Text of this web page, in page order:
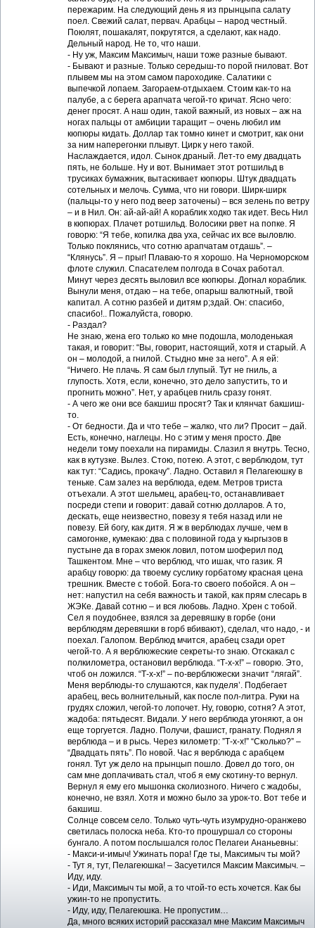
пережарим. На следующий день я из прынцыпа салату
поел. Свежий салат, первач. Арабцы – народ честный.
Поюлят, пошакалят, покрутятся, а сделают, как надо.
Дельный народ. Не то, что наши.
- Ну уж, Максим Максимыч, наши тоже разные бывают.
- Бывают и разные. Только середыш-то порой гниловат. Вот
плывем мы на этом самом пароходике. Салатики с
выпечкой лопаем. Загораем-отдыхаем. Стоим как-то на
палубе, а с берега арапчата чегой-то кричат. Ясно чего:
денег просят. А наш один, такой важный, из новых – аж на
ногах пальцы от амбиции таращит – очень любил им
кюпюры кидать. Доллар так томно кинет и смотрит, как они
за ним наперегонки плывут. Цирк у него такой.
Наслаждается, идол. Сынок драный. Лет-то ему двадцать
пять, не больше. Ну и вот. Вынимает этот ротшильд в
трусиках бумажник, вытаскивает кюпюры. Штук двадцать
сотельных и мелочь. Сумма, что ни говори. Ширк-ширк
(пальцы-то у него под веер заточены) – вся зелень по ветру
– и в Нил. Он: ай-ай-ай! А кораблик ходко так идет. Весь Нил
в кюпюрах. Плачет ротшильд. Волосики рвет на попке. Я
говорю: “Я тебе, копилка два уха, сейчас их все выловлю.
Только поклянись, что сотню арапчатам отдашь”. –
“Клянусь”. Я – прыг! Плаваю-то я хорошо. На Черноморском
флоте служил. Спасателем полгода в Сочах работал.
Минут через десять выловил все кюпюры. Догнал кораблик.
Вынули меня, отдаю – на тебе, опарыш валютный, твой
капитал. А сотню разбей и дитям р;здай. Он: спасибо,
спасибо!.. Пожалуйста, говорю.
- Раздал?
Не знаю, жена его только ко мне подошла, молоденькая
такая, и говорит: “Вы, говорит, настоящий, хотя и старый. А
он – молодой, а гнилой. Стыдно мне за него”. А я ей:
“Ничего. Не плачь. Я сам был глупый. Тут не гниль, а
глупость. Хотя, если, конечно, это дело запустить, то и
прогнить можно”. Нет, у арабцев гниль сразу гонят.
- А чего же они все бакшиш просят? Так и клянчат бакшиш-
то.
- От бедности. Да и что тебе – жалко, что ли? Просит – дай.
Есть, конечно, наглецы. Но с этим у меня просто. Две
недели тому поехали на пирамиды. Слазил я внутрь. Тесно,
как в кутузке. Вылез. Стою, потею. А этот, с верблюдом, тут
как тут: “Садись, прокачу”. Ладно. Оставил я Пелагеюшку в
теньке. Сам залез на верблюда, едем. Метров триста
отъехали. А этот шельмец, арабец-то, останавливает
посреди степи и говорит: давай сотню долларов. А то,
дескать, еще неизвестно, повезу я тебя назад или не
повезу. Ей богу, как дитя. Я ж в верблюдах лучше, чем в
самогонке, кумекаю: два с половиной года у кыргызов в
пустыне да в горах змеюк ловил, потом шоферил под
Ташкентом. Мне – что верблюд, что ишак, что газик. Я
арабцу говорю: да твоему суслику горбатому красная цена
трешник. Вместе с тобой. Бога-то своего побойся. А он –
нет: напустил на себя важность и такой, как прям слесарь в
ЖЭКе. Давай сотню – и вся любовь. Ладно. Хрен с тобой.
Сел я поудобнее, взялся за деревяшку в горбе (они
верблюдям деревяшки в горб вбивают), сделал, что надо, - и
поехал. Галопом. Верблюд мчится, арабец сзади орет
чегой-то. А я верблюжеские секреты-то знаю. Отскакал с
полкилометра, остановил верблюда. “Т-х-х!” – говорю. Это,
чтоб он ложился. “Т-х-х!” – по-верблюжески значит “лягай”.
Меня верблюды-то слушаются, как пуделя’. Подбегает
арабец, весь волнительный, как после пол-литра. Руки на
грудях сложил, чегой-то лопочет. Ну, говорю, сотня? А этот,
жадоба: пятьдесят. Видали. У него верблюда угоняют, а он
еще торгуется. Ладно. Получи, фашист, гранату. Поднял я
верблюда – и в рысь. Через километр: ”Т-х-х!” “Сколько?” –
“Двадцать пять”. По новой. Час я верблюда с арабцем
гонял. Тут уж дело на прынцып пошло. Довел до того, он
сам мне доплачивать стал, чтоб я ему скотину-то вернул.
Вернул я ему его мышонка сколиозного. Ничего с жадобы,
конечно, не взял. Хотя и можно было за урок-то. Вот тебе и
бакшиш.
Солнце совсем село. Только чуть-чуть изумрудно-оранжево
светилась полоска неба. Кто-то прошуршал со стороны
бунгало. А потом послышался голос Пелагеи Ананьевны:
- Макси-и-имыч! Ужинать пора! Где ты, Максимыч ты мой?
- Тут я, тут, Пелагеюшка! – Засуетился Максим Максимыч. –
Иду, иду.
- Иди, Максимыч ты мой, а то чтой-то есть хочется. Как бы
ужин-то не пропустить.
- Иду, иду, Пелагеюшка. Не пропустим…
Да, много всяких историй рассказал мне Максим Максимыч